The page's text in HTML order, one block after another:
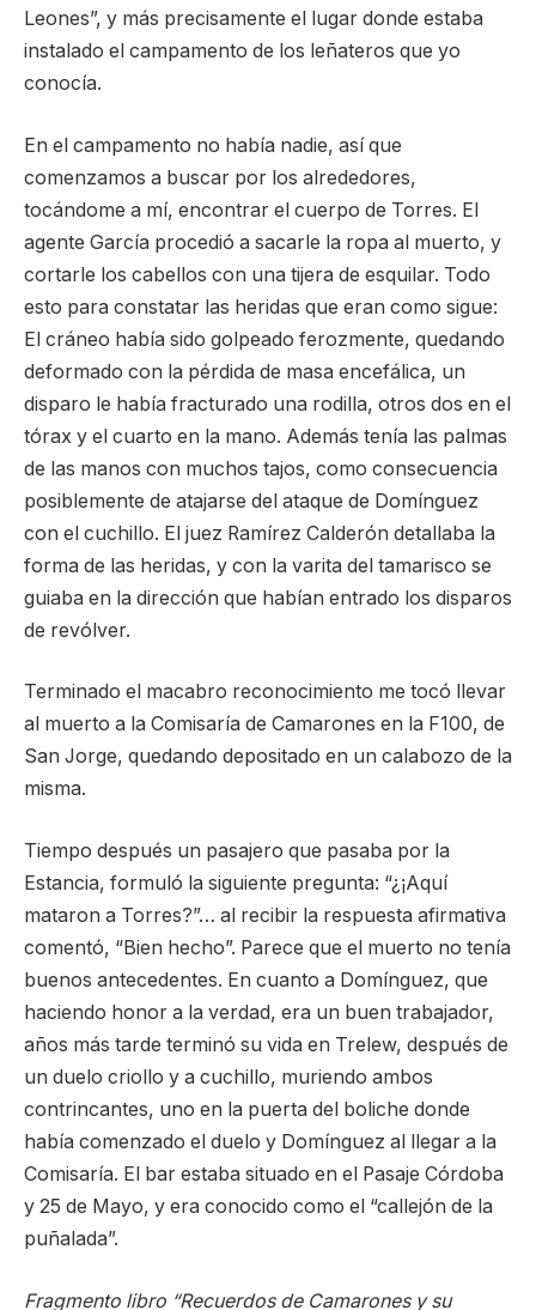
Leones”, y más precisamente el lugar donde estaba
instalado el campamento de los leñateros que yo
conocía.
En el campamento no había nadie, así que
comenzamos a buscar por los alrededores,
tocándome a mí, encontrar el cuerpo de Torres. El
agente García procedió a sacarle la ropa al muerto, y
cortarle los cabellos con una tijera de esquilar. Todo
esto para constatar las heridas que eran como sigue:
El cráneo había sido golpeado ferozmente, quedando
deformado con la pérdida de masa encefálica, un
disparo le había fracturado una rodilla, otros dos en el
tórax y el cuarto en la mano. Además tenía las palmas
de las manos con muchos tajos, como consecuencia
posiblemente de atajarse del ataque de Domínguez
con el cuchillo. El juez Ramírez Calderón detallaba la
forma de las heridas, y con la varita del tamarisco se
guiaba en la dirección que habían entrado los disparos
de revólver.
Terminado el macabro reconocimiento me tocó llevar
al muerto a la Comisaría de Camarones en la F100, de
San Jorge, quedando depositado en un calabozo de la
misma.
Tiempo después un pasajero que pasaba por la
Estancia, formuló la siguiente pregunta: “¿¡Aquí
mataron a Torres?”… al recibir la respuesta afirmativa
comentó, “Bien hecho”. Parece que el muerto no tenía
buenos antecedentes. En cuanto a Domínguez, que
haciendo honor a la verdad, era un buen trabajador,
años más tarde terminó su vida en Trelew, después de
un duelo criollo y a cuchillo, muriendo ambos
contrincantes, uno en la puerta del boliche donde
había comenzado el duelo y Domínguez al llegar a la
Comisaría. El bar estaba situado en el Pasaje Córdoba
y 25 de Mayo, y era conocido como el “callejón de la
puñalada”.
Fragmento libro “Recuerdos de Camarones y su